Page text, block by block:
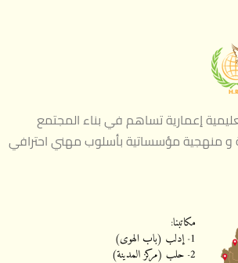
إعمارية تساهم في بناء المجتمع
و منهجية مؤسساتية بأسلوب مهني احترافي